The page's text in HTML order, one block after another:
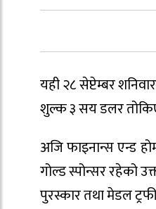
यही २८ सेप्टेम्बर
शुल्क ३ सय डलर
अजि फाइनान्स एन्ड
गोल्ड स्पोन्सर रहेको
पुरस्कार तथा मेडल